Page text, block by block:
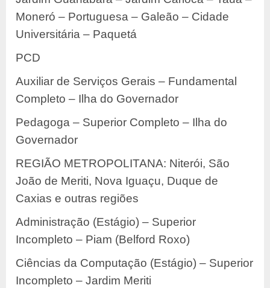
Moneró – Portuguesa – Galeão – Cidade
Universitária – Paquetá
PCD
Auxiliar de Serviços Gerais – Fundamental
Completo – Ilha do Governador
Pedagoga – Superior Completo – Ilha do
Governador
REGIÃO METROPOLITANA: Niterói, São
João de Meriti, Nova Iguaçu, Duque de
Caxias e outras regiões
Administração (Estágio) – Superior
Incompleto – Piam (Belford Roxo)
Ciências da Computação (Estágio) – Superior
Incompleto – Jardim Meriti